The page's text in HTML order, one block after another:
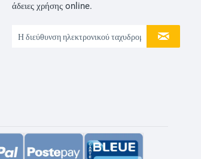
άδειες χρήσης online.